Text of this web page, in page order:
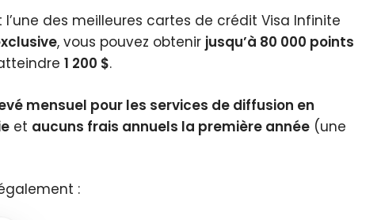
l’une des meilleures cartes de crédit Visa Infinite
, vous pouvez obtenir jusqu’à 80 000 points
1 200 $.
mensuel pour les services de diffusion en
et aucuns frais annuels la première année (une
: